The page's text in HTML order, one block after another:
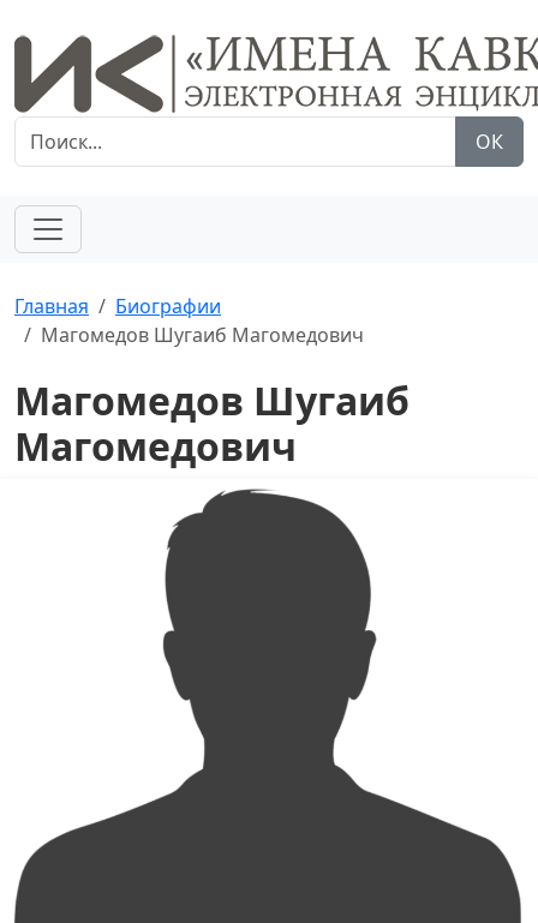
ОК
Главная
Биографии
Магомедов Шугаиб Магомедович
Магомедов Шугаиб
Магомедович